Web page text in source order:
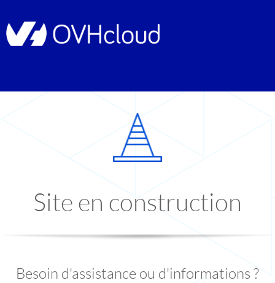
Site en construction
Besoin d'assistance ou d'informations ?